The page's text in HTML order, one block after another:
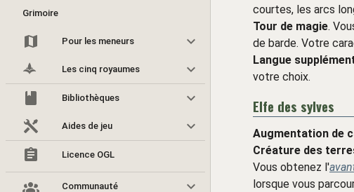
Grimoire
Pour les meneurs
8 Les cinq royaumes
Bibliothèques
Aides de jeu
Licence OGL
Communauté
courtes, les arcs
Tour de magie.
de barde. Votre
Langue
votre choix.
Elfe des sylves
Augmentation de
Créature des
Vous obtenez l'
lorsque vous